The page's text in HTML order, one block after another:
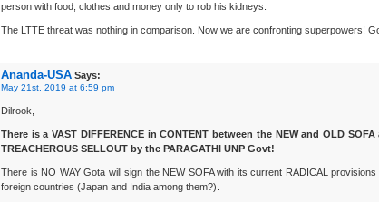
person with food, clothes and money only to rob his kidneys.
The LTTE threat was nothing in comparison. Now we are confronting superpowers!
Ananda-USA Says:
May 21st, 2019 at 6:59 pm
Dilrook,
There is a VAST DIFFERENCE in CONTENT between the NEW and OLD
TREACHEROUS SELLOUT by the PARAGATHI UNP Govt!
There is NO WAY Gota will sign the NEW SOFA with its current RADICAL
foreign countries (Japan and India among them?).